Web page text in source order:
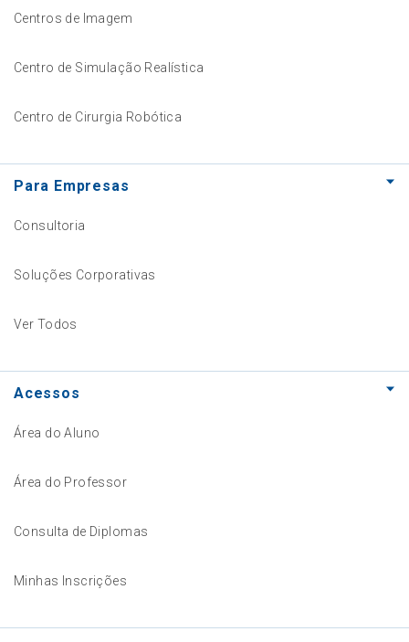
Centros de Imagem
Centro de Simulação Realística
Centro de Cirurgia Robótica
Para Empresas
Consultoria
Soluções Corporativas
Ver Todos
Acessos
Área do Aluno
Área do Professor
Consulta de Diplomas
Minhas Inscrições